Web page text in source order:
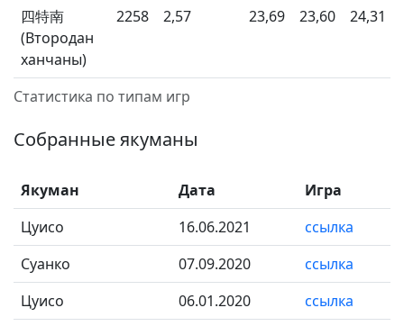
Статистика по типам игр
四特南
(Втородан
ханчаны)
2258 2,57 23,69 23,60 24,31
Собранные якуманы
Якуман Дата
Игра
Цуисо
16.06.2021
ссылка
Суанко
07.09.2020
ссылка
Цуисо
06.01.2020
ссылка